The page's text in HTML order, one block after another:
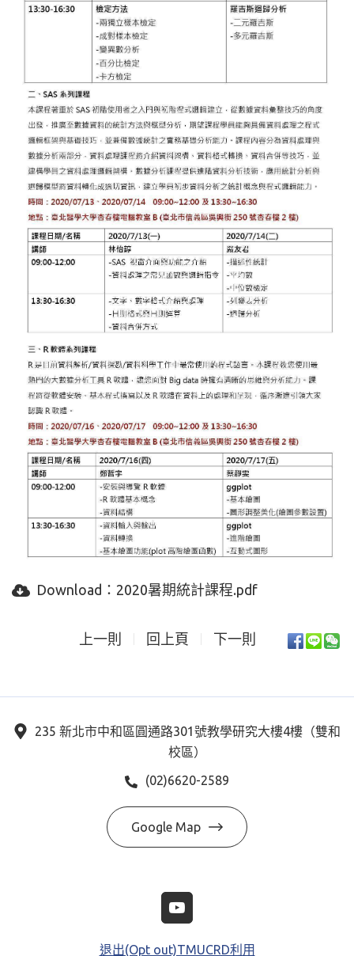
Download： 2020暑期統計課程.pdf
上一則 回上頁 下一則
235 新北市中和區圓通路301號教學研究大樓4樓（雙和
校區）
(02)6620-2589
Google Map
退出(Opt out)TMUCRD利用